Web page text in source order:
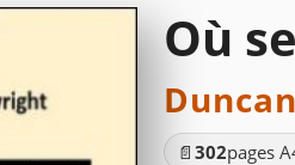
Où
📄 302pages